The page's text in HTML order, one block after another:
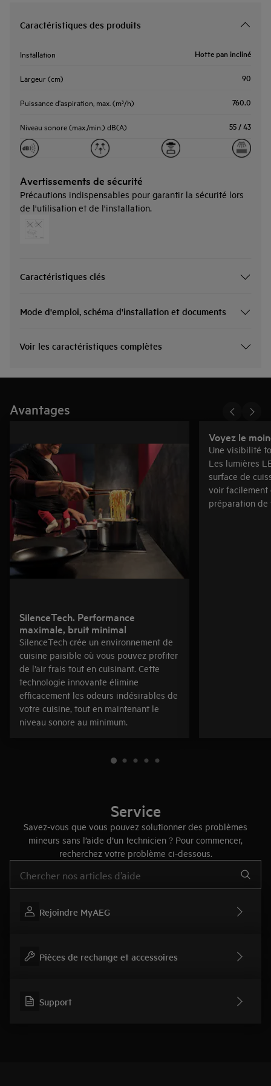
Caractéristiques des produits
Installation Hotte pan incliné
Largeur (cm) 90
Puissance d'aspiration, max. (m³/h) 760.0
Niveau sonore (max./min.) dB(A) 55 / 43
Avertissements de sécurité
Précautions indispensables pour garantir la sécurité lors
de l'utilisation et de l'installation.
Caractéristiques clés
Mode d'emploi, schéma d'installation et documents
Voir les caractéristiques complètes
Avantages
SilenceTech. Performance
maximale, bruit minimal
SilenceTech crée un environnement de
cuisine paisible où vous pouvez profiter
de l’air frais tout en cuisinant. Cette
technologie innovante élimine
efficacement les odeurs indésirables de
votre cuisine, tout en maintenant le
niveau sonore au minimum.
Voyez le
Une visibilité
Les lumières
surface de
voir facilement
préparation de
Service
Savez-vous que vous pouvez solutionner des problèmes
mineurs sans l’aide d’un technicien ? Pour commencer,
recherchez votre problème ci-dessous.
Rejoindre MyAEG
Pièces de rechange et accessoires
Support